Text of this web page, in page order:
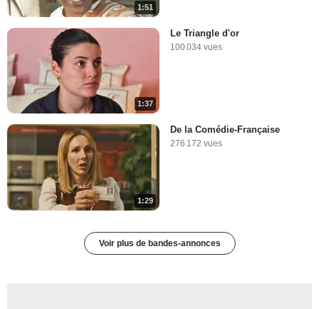
1:51
1:37
Le Triangle d'or
100 034 vues
1:29
De la Comédie-Française
276 172 vues
Voir plus de bandes-annonces